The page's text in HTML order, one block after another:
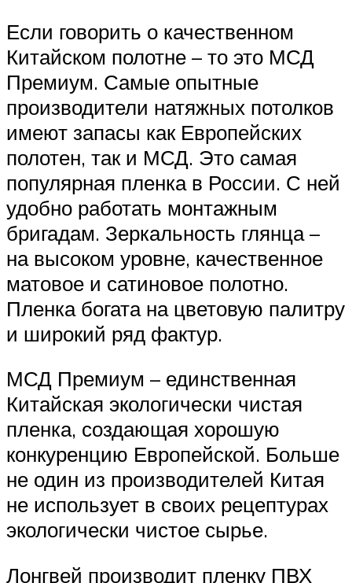
Если говорить о качественном
Китайском полотне – то это МСД
Премиум. Самые опытные
производители натяжных потолков
имеют запасы как Европейских
полотен, так и МСД. Это самая
популярная пленка в России. С ней
удобно работать монтажным
бригадам. Зеркальность глянца –
на высоком уровне, качественное
матовое и сатиновое полотно.
Пленка богата на цветовую палитру
и широкий ряд фактур.
МСД Премиум – единственная
Китайская экологически чистая
пленка, создающая хорошую
конкуренцию Европейской. Больше
не один из производителей Китая
не использует в своих рецептурах
экологически чистое сырье.
Лонгвей производит пленку ПВХ